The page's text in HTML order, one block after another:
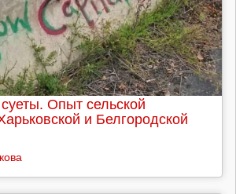
Опыт сельской
и Белгородской